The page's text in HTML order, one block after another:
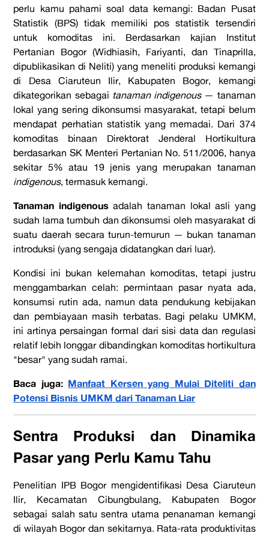
perlu kamu pahami soal data kemangi: Badan Pusat
Statistik (BPS) tidak memiliki pos statistik tersendiri
untuk komoditas ini. Berdasarkan kajian Institut
Pertanian Bogor (Widhiasih, Fariyanti, dan Tinaprilla,
dipublikasikan di Neliti) yang meneliti produksi kemangi
di Desa Ciaruteun Ilir, Kabupaten Bogor, kemangi
dikategorikan sebagai tanaman indigenous— tanaman
lokal yang sering dikonsumsi masyarakat, tetapi belum
mendapat perhatian statistik yang memadai. Dari 374
komoditas binaan Direktorat Jenderal Hortikultura
berdasarkan SK Menteri Pertanian No. 511/2006, hanya
sekitar 5% atau 19 jenis yang merupakan tanaman
indigenous, termasuk kemangi.
Tanaman indigenousadalah tanaman lokal asli yang
sudah lama tumbuh dan dikonsumsi oleh masyarakat di
suatu daerah secara turun-temurun — bukan tanaman
introduksi (yang sengaja didatangkan dari luar).
Kondisi ini bukan kelemahan komoditas, tetapi justru
menggambarkan celah: permintaan pasar nyata ada,
konsumsi rutin ada, namun data pendukung kebijakan
dan pembiayaan masih terbatas. Bagi pelaku UMKM,
ini artinya persaingan formal dari sisi data dan regulasi
relatif lebih longgar dibandingkan komoditas hortikultura
"besar" yang sudah ramai.
Baca juga: Manfaat Kersen yang Mulai Diteliti dan
Potensi Bisnis UMKM dari Tanaman Liar
Sentra Produksi dan Dinamika
Pasar yang Perlu Kamu Tahu
Penelitian IPB Bogor mengidentifikasi Desa Ciaruteun
Ilir, Kecamatan Cibungbulang, Kabupaten Bogor
sebagai salah satu sentra utama penanaman kemangi
di wilayah Bogor dan sekitarnya. Rata-rata produktivitas